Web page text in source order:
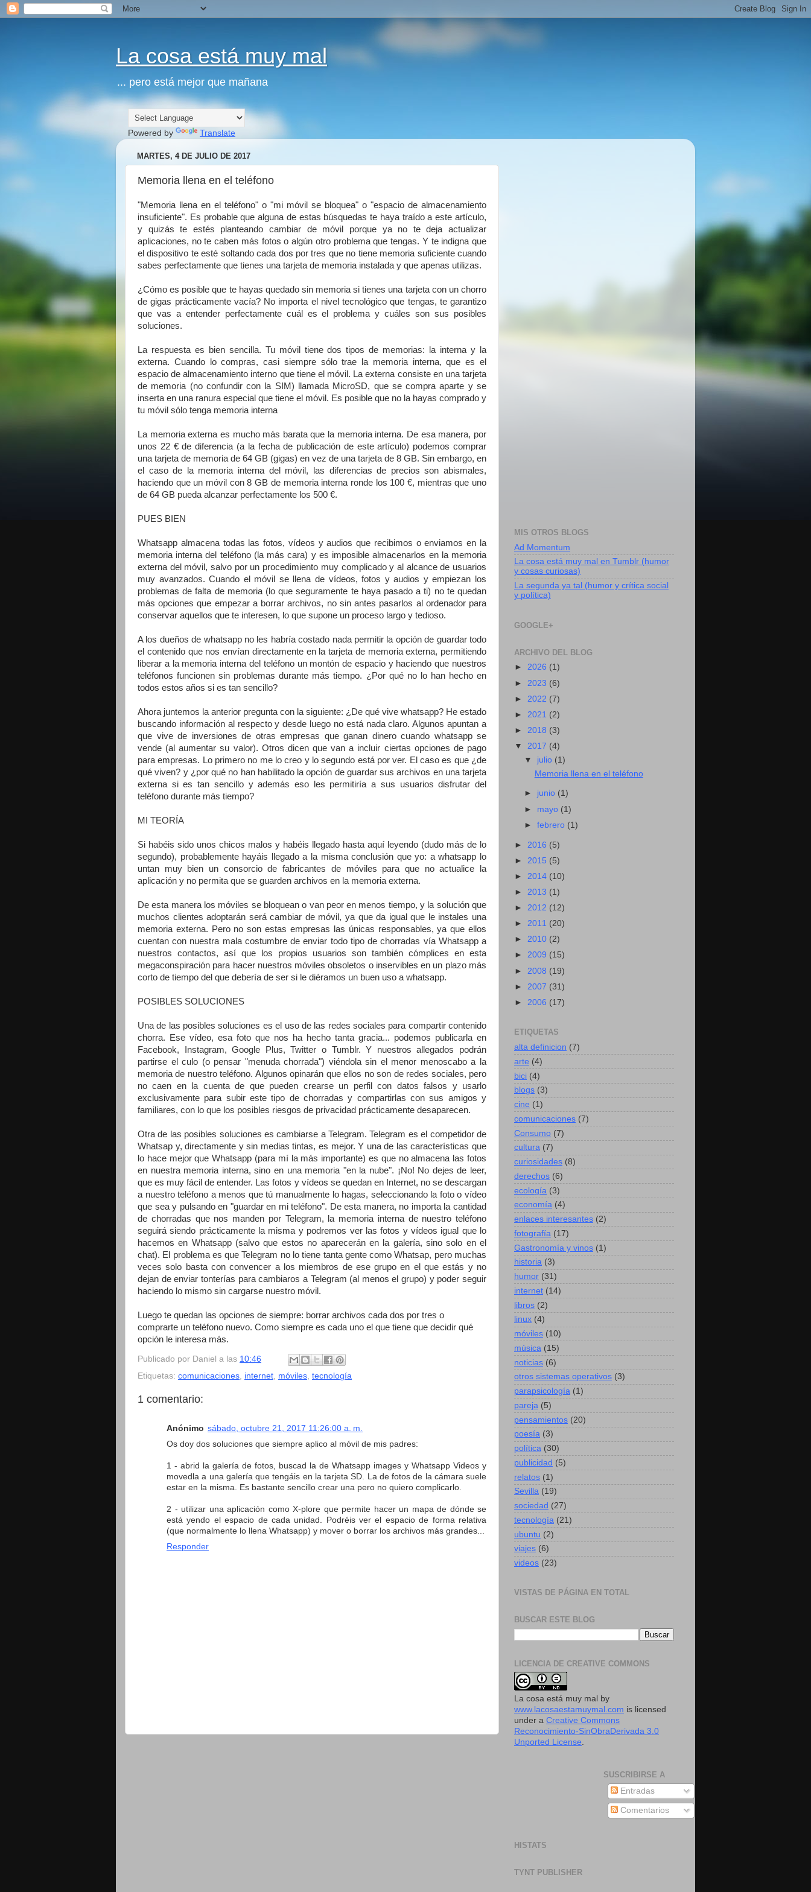
La cosa está muy mal
... pero está mejor que mañana
Powered by Translate
MARTES, 4 DE JULIO DE 2017
Memoria llena en el teléfono
"Memoria llena en el teléfono" o "mi móvil se bloquea" o "espacio de almacenamiento
insuficiente". Es probable que alguna de estas búsquedas te haya traído a este artículo,
y quizás te estés planteando cambiar de móvil porque ya no te deja actualizar
aplicaciones, no te caben más fotos o algún otro problema que tengas. Y te indigna que
el dispositivo te esté soltando cada dos por tres que no tiene memoria suficiente cuando
sabes perfectamente que tienes una tarjeta de memoria instalada y que apenas utilizas.
¿Cómo es posible que te hayas quedado sin memoria si tienes una tarjeta con un chorro
de gigas prácticamente vacía? No importa el nivel tecnológico que tengas, te garantizo
que vas a entender perfectamente cuál es el problema y cuáles son sus posibles
soluciones.
La respuesta es bien sencilla. Tu móvil tiene dos tipos de memorias: la interna y la
externa. Cuando lo compras, casi siempre sólo trae la memoria interna, que es el
espacio de almacenamiento interno que tiene el móvil. La externa consiste en una tarjeta
de memoria (no confundir con la SIM) llamada MicroSD, que se compra aparte y se
inserta en una ranura especial que tiene el móvil. Es posible que no la hayas comprado y
tu móvil sólo tenga memoria interna
La memoria externa es mucho más barata que la memoria interna. De esa manera, por
unos 22 € de diferencia (a la fecha de publicación de este artículo) podemos comprar
una tarjeta de memoria de 64 GB (gigas) en vez de una tarjeta de 8 GB. Sin embargo, en
el caso de la memoria interna del móvil, las diferencias de precios son abismales,
haciendo que un móvil con 8 GB de memoria interna ronde los 100 €, mientras que uno
de 64 GB pueda alcanzar perfectamente los 500 €.
PUES BIEN
Whatsapp almacena todas las fotos, vídeos y audios que recibimos o enviamos en la
memoria interna del teléfono (la más cara) y es imposible almacenarlos en la memoria
externa del móvil, salvo por un procedimiento muy complicado y al alcance de usuarios
muy avanzados. Cuando el móvil se llena de vídeos, fotos y audios y empiezan los
problemas de falta de memoria (lo que seguramente te haya pasado a ti) no te quedan
más opciones que empezar a borrar archivos, no sin antes pasarlos al ordenador para
conservar aquellos que te interesen, lo que supone un proceso largo y tedioso.
A los dueños de whatsapp no les habría costado nada permitir la opción de guardar todo
el contenido que nos envían directamente en la tarjeta de memoria externa, permitiendo
liberar a la memoria interna del teléfono un montón de espacio y haciendo que nuestros
teléfonos funcionen sin problemas durante más tiempo. ¿Por qué no lo han hecho en
todos estos años si es tan sencillo?
Ahora juntemos la anterior pregunta con la siguiente: ¿De qué vive whatsapp? He estado
buscando información al respecto y desde luego no está nada claro. Algunos apuntan a
que vive de inversiones de otras empresas que ganan dinero cuando whatsapp se
vende (al aumentar su valor). Otros dicen que van a incluir ciertas opciones de pago
para empresas. Lo primero no me lo creo y lo segundo está por ver. El caso es que ¿de
qué viven? y ¿por qué no han habilitado la opción de guardar sus archivos en una tarjeta
externa si es tan sencillo y además eso les permitiría a sus usuarios disfrutar del
teléfono durante más tiempo?
MI TEORÍA
Si habéis sido unos chicos malos y habéis llegado hasta aquí leyendo (dudo más de lo
segundo), probablemente hayáis llegado a la misma conclusión que yo: a whatsapp lo
untan muy bien un consorcio de fabricantes de móviles para que no actualice la
aplicación y no permita que se guarden archivos en la memoria externa.
De esta manera los móviles se bloquean o van peor en menos tiempo, y la solución que
muchos clientes adoptarán será cambiar de móvil, ya que da igual que le instales una
memoria externa. Pero no son estas empresas las únicas responsables, ya que ellos
cuentan con nuestra mala costumbre de enviar todo tipo de chorradas vía Whatsapp a
nuestros contactos, así que los propios usuarios son también cómplices en esta
megaconspiración para hacer nuestros móviles obsoletos o inservibles en un plazo más
corto de tiempo del que debería de ser si le diéramos un buen uso a whatsapp.
POSIBLES SOLUCIONES
Una de las posibles soluciones es el uso de las redes sociales para compartir contenido
chorra. Ese vídeo, esa foto que nos ha hecho tanta gracia... podemos publicarla en
Facebook, Instagram, Google Plus, Twitter o Tumblr. Y nuestros allegados podrán
partirse el culo (o pensar "menuda chorrada") viéndola sin el menor menoscabo a la
memoria de nuestro teléfono. Algunos opinarán que ellos no son de redes sociales, pero
no caen en la cuenta de que pueden crearse un perfil con datos falsos y usarlo
exclusivamente para subir este tipo de chorradas y compartirlas con sus amigos y
familiares, con lo que los posibles riesgos de privacidad prácticamente desaparecen.
Otra de las posibles soluciones es cambiarse a Telegram. Telegram es el competidor de
Whatsap y, directamente y sin medias tintas, es mejor. Y una de las características que
lo hace mejor que Whatsapp (para mí la más importante) es que no almacena las fotos
en nuestra memoria interna, sino en una memoria "en la nube". ¡No! No dejes de leer,
que es muy fácil de entender. Las fotos y vídeos se quedan en Internet, no se descargan
a nuestro teléfono a menos que tú manualmente lo hagas, seleccionando la foto o vídeo
que sea y pulsando en "guardar en mi teléfono". De esta manera, no importa la cantidad
de chorradas que nos manden por Telegram, la memoria interna de nuestro teléfono
seguirá siendo prácticamente la misma y podremos ver las fotos y vídeos igual que lo
hacemos en Whatsapp (salvo que estos no aparecerán en la galería, sino solo en el
chat). El problema es que Telegram no lo tiene tanta gente como Whatsap, pero muchas
veces solo basta con convencer a los miembros de ese grupo en el que estás y no
dejan de enviar tonterías para cambiaros a Telegram (al menos el grupo) y poder seguir
haciendo lo mismo sin cargarse nuestro móvil.
Luego te quedan las opciones de siempre: borrar archivos cada dos por tres o
comprarte un teléfono nuevo. Como siempre es cada uno el que tiene que decidir qué
opción le interesa más.
Publicado por Daniel a las 10:46
Etiquetas: comunicaciones internet móviles tecnología
1 comentario:
Anónimo sábado, octubre 21, 2017 11:26:00 a. m.
Os doy dos soluciones que siempre aplico al móvil de mis padres:
1 - abrid la galería de fotos, buscad la de Whatsapp images y Whatsapp Videos y
movedla a una galería que tengáis en la tarjeta SD. La de fotos de la cámara suele
estar en la misma. Es bastante sencillo crear una pero no quiero complicarlo.
2 - utilizar una aplicación como X-plore que permite hacer un mapa de dónde se
está yendo el espacio de cada unidad. Podréis ver el espacio de forma relativa
(que normalmente lo llena Whatsapp) y mover o borrar los archivos más grandes...
Responder
MIS OTROS BLOGS
Ad Momentum
La cosa está muy mal en Tumblr (humor
y cosas curiosas)
La segunda ya tal (humor y crítica social
y política)
GOOGLE+
ARCHIVO DEL BLOG
► 2026 (1)
► 2023 (6)
► 2022 (7)
► 2021 (2)
► 2018 (3)
▼ 2017 (4)
▼ julio (1)
Memoria llena en el teléfono
► junio (1)
► mayo (1)
►febrero (1)
► 2016 (5)
► 2015 (5)
► 2014 (10)
► 2013 (1)
► 2012 (12)
► 2011 (20)
► 2010 (2)
► 2009 (15)
► 2008 (19)
► 2007 (31)
► 2006 (17)
ETIQUETAS
alta definicion (7)
arte (4)
bici (4)
blogs (3)
cine (1)
comunicaciones (7)
Consumo (7)
cultura (7)
curiosidades (8)
derechos (6)
ecología (3)
economía (4)
enlaces interesantes (2)
fotografía (17)
Gastronomía y vinos (1)
historia (3)
humor (31)
internet (14)
libros (2)
linux (4)
móviles (10)
música (15)
noticias (6)
otros sistemas operativos (3)
parapsicología (1)
pareja (5)
pensamientos (20)
poesía (3)
política (30)
publicidad (5)
relatos (1)
Sevilla (19)
sociedad (27)
tecnología (21)
ubuntu (2)
viajes (6)
videos (23)
VISTAS DE PÁGINA EN TOTAL
BUSCAR ESTE BLOG
LICENCIA DE CREATIVE COMMONS
La cosa está muy mal by
www.lacosaestamuymal.com is licensed
under a Creative Commons
Reconocimiento-SinObraDerivada 3.0
Unported License.
SUSCRIBIRSE A
Entradas
Comentarios
HISTATS
TYNT PUBLISHER